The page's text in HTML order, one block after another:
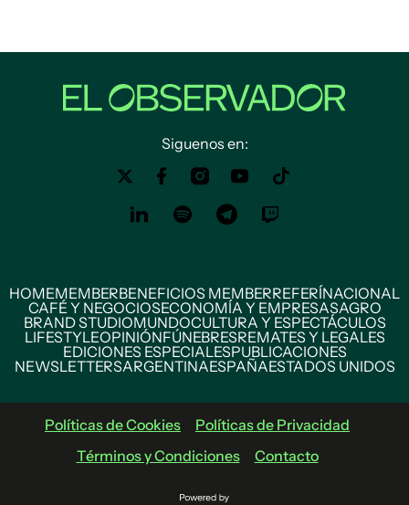
Siguenos en:
HOMEMEMBERBENEFICIOS MEMBERREFERÍNACIONAL
CAFÉ Y NEGOCIOSECONOMÍA Y EMPRESASAGRO
BRAND STUDIOMUNDOCULTURA Y ESPECTÁCULOS
LIFESTYLEOPINIÓNFÚNEBRESREMATES Y LEGALES
EDICIONES ESPECIALESPUBLICACIONES
NEWSLETTERSARGENTINAESPAÑAESTADOS UNIDOS
Políticas de Cookies
Políticas de Privacidad
Términos y Condiciones
Contacto